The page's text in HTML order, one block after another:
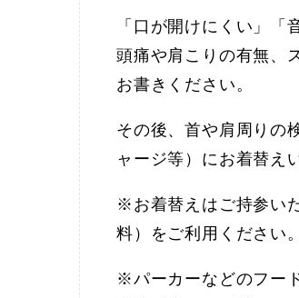
「口が開けにくい」「
頭痛や肩こりの有無、
お書きください。
その後、首や肩周りの
ャージ等）にお着替え
※お着替えはご持参い
料）をご利用ください。
※パーカーなどのフー